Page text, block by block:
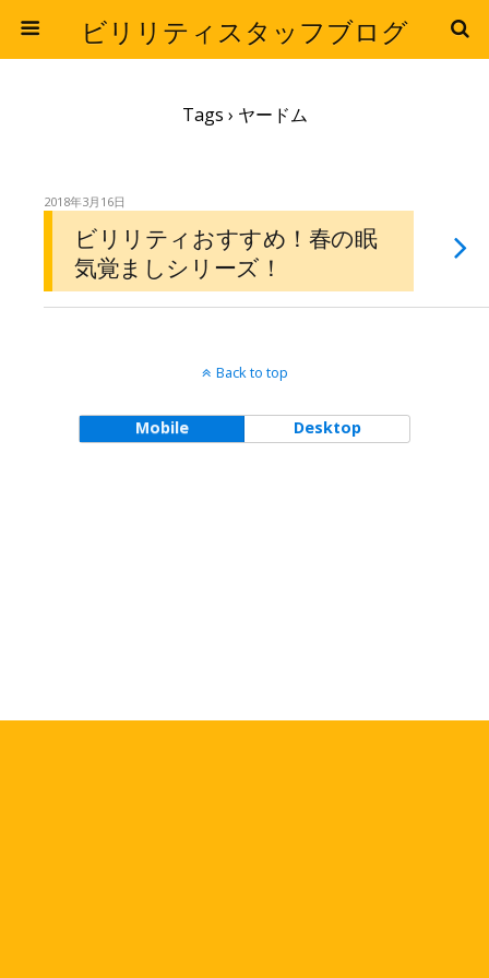
ビリリティスタッフブログ
Tags › ヤードム
2018年3月16日
ビリリティおすすめ！春の眠
気覚ましシリーズ！
Back to top
Mobile Desktop